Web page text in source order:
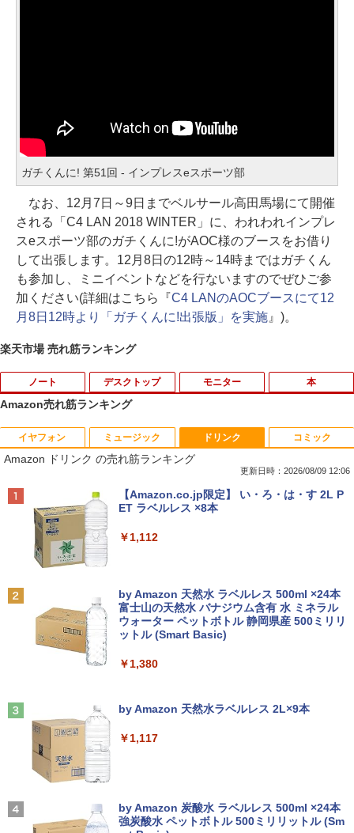
ガチくんに! 第51回 - インプレスeスポーツ部
なお、12月7日～9日までベルサール高田馬場にて開催
される「C4 LAN 2018 WINTER」に、われわれインプレ
スeスポーツ部のガチくんに!がAOC様のブースをお借り
して出張します。12月8日の12時～14時まではガチくん
も参加し、ミニイベントなどを行ないますのでぜひご参
加ください(詳細はこちら『C4 LANのAOCブースにて12
月8日12時より「ガチくんに!出張版」を実施』)。
楽天市場 売れ筋ランキング
ノート
1
【今だけ】全品ポイント10倍 お買い物マ
ラソン★8/4～8/11★中古パソコン ノー
トPC Lenovo ThinkPad E590 Core i3 8
145U メモリ8GB / 16GB / 32GB SSD M.
2 PCIe256GB / 512GB / 1TB Windows1
1 Pro 64bit【送料無料】【1年保証】
￥15,800
【マラソンセール期間中ポイント5倍】
【OSなし】 中古ノートパソコン 第8世代
Core i5 富士通 LIFEBOOK A579/B メモ
リ8GB HDD500GB 15.6インチ HDMI テ
る 7日保証 送料無料 2営業日以内に発送
ows11 DVDドライブ Bluetooth HDMI O
ffice付き 中古パソコン 中古ノートPC 整
デスクトップ
1
「3500U/4300Uより速い」 NiPoGi ミニ
pc Ryzen Embedded R2544初登場 8G
B+256GB 4TB拡張可 mini pc Windows
11 Pro 動作より高速 4K×3画面出力 ミニ
パソコン HDMI2.0+DP1.4 静音性 小型pc
豊富な端子Type-C USB3.2 有線LAN WI
【全商品10%OFF+P5倍】Dell OptiPlex
3070 Micro 第9世代 Core i5 Windows1
1 Pro メモリ 8GB/16GB SSD 256GB/51
DisplayPort WPS Office付き デスクト
第8世代｜HP 中古デスクトップパソコン
Windows11 office付き｜メモリ8GB SS
モニター
1
【中古良品】【安心保証】Princeton 21.
5型ワイドカラー液晶ディスプレイ PTF
WDE-22W / PTFBDE-22W ブラック/ ホ
ワイト色 スピーカー搭載 プリンストン
￥4,050
タッチ式/非タッチ式選択可能 Type-C対
応 HDMI VESA対応 モニター 持ち運び
サブディスプレイ デュアルモニター テレ
ワーク ミニPC対応 EVICIV
￥11,999
で】 モニター 27インチ 100Hz FHD VA
￥13,980
本
1
ちいかわ なんか小さくてかわいいやつ
（7）なんか飛び出ていろいろ貼れるフォ
トアルバム付き特装版 （講談社キャラク
ターズA） [ ナガノ ]
￥3,630
ゼイ ]
￥1,980
縄・離島以外送料無料】
￥30,030
4
ー＞ [雑誌]
Amazon売れ筋ランキング
イヤフォン
Anker Soundcore P40i オフホワイト
Anker Soundcore P31i ブラック
￥5,990
ラック
￥14,990
レスイヤホン bluetooth イヤホン V12 小型
軽量 ブルートゥースHi-Fi 最大36時間再生 ぶ
ミュージック
BRUCE WAYNE feat. Flo Milli, ATL Jacob
[Explicit]
￥250
BRUCE WAYNE feat. Flo Milli, ATL Jacob
[Explicit]
￥250
￥250
ドリンク
Amazon ドリンク の売れ筋ランキング
更新日時：2026/08/09 12:06
【Amazon.co.jp限定】 い・ろ・は・す 2L P
ET ラベルレス ×8本
￥1,112
by Amazon 天然水 ラベルレス 500ml ×24本
富士山の天然水 バナジウム含有 水 ミネラル
ウォーター ペットボトル 静岡県産 500ミリリ
ットル (Smart Basic)
￥1,380
by Amazon 天然水ラベルレス 2L×9本
￥1,117
by Amazon 炭酸水 ラベルレス 500ml ×24本
強炭酸水 ペットボトル 500ミリリットル (Sm
コミック